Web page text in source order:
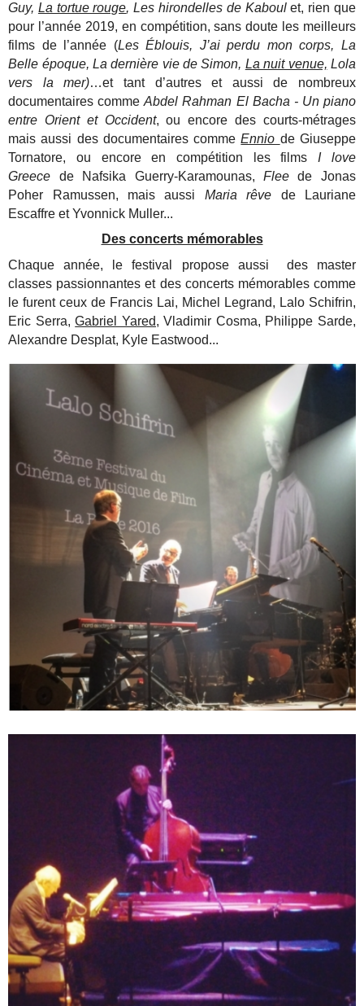
Guy, La tortue rouge, Les hirondelles de Kaboulet, rien que
pour l’année 2019, en compétition, sans doute les meilleurs
films de l’année (Les Éblouis, J’ai perdu mon corps, La
Belle époque, La dernière vie de Simon, La nuit venue, Lola
vers la mer)…et tant d’autres et aussi de nombreux
documentaires commeAbdel Rahman El Bacha - Un piano
entre Orient et Occident, ou encore des courts-métrages
mais aussi des documentaires comme Ennio de Giuseppe
Tornatore, ou encore en compétition les films I love
Greece de Nafsika Guerry-Karamounas, Fleede Jonas
Poher Ramussen, mais aussi Maria rêve de Lauriane
Escaffre et Yvonnick Muller...
Des concerts mémorables
Chaque année, le festival propose aussi des master
classes passionnantes et des concerts mémorables comme
le furent ceux de Francis Lai, Michel Legrand, Lalo Schifrin,
Eric Serra,Gabriel Yared, Vladimir Cosma, Philippe Sarde,
Alexandre Desplat, Kyle Eastwood...